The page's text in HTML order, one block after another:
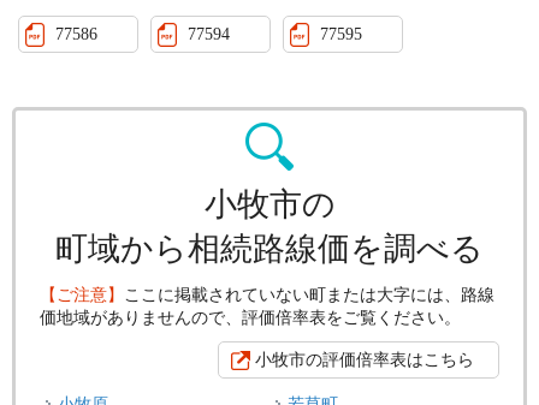
77586 77594 77595
小牧市の
町域から相続路線価を調べる
【ご注意】 ここに掲載されていない町または大字には、路線
価地域がありませんので、評価倍率表をご覧ください。
小牧市の評価倍率表はこちら